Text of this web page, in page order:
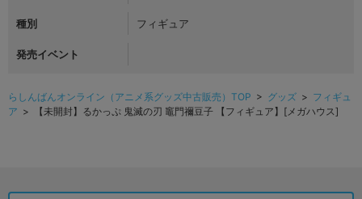
種別 フィギュア
発売イベント
らしんばんオンライン（アニメ系グッズ中古販売）TOP > グッズ > フィギュ
ア > 【未開封】るかっぷ 鬼滅の刃 竈門禰豆子 【フィギュア】[メガハウス]